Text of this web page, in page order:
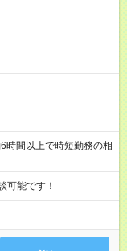
間以上で時短勤務の相
可能です！